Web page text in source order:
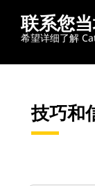
联系您
希望详细了解
技巧和